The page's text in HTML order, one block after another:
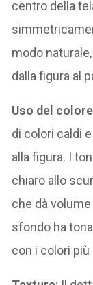
centro della
modo
dalla figura al
Uso del colore
di colori caldi
alla figura. I
chiaro allo
che dà
sfondo ha
con i colori più